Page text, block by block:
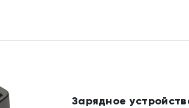
Зарядное